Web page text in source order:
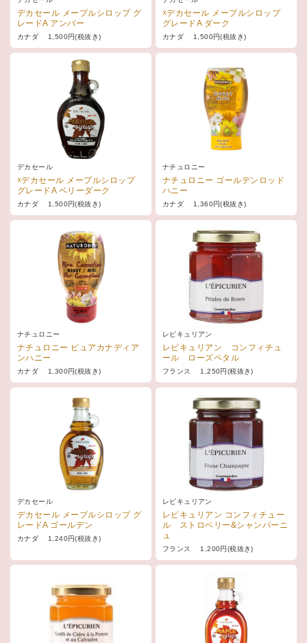
デカセール メープルシロップ グ
レードA アンバー
カナダ 1,500円(税抜き)
☓デカセール メープルシロップ
グレードA ダーク
カナダ 1,500円(税抜き)
デカセール
☓デカセール メープルシロップ
グレードA ベリーダーク
カナダ 1,500円(税抜き)
ナチュロニー
ナチュロニー ゴールデンロッド
ハニー
カナダ 1,360円(税抜き)
ナチュロニー
ナチュロニー ピュアカナディア
ンハニー
カナダ 1,300円(税抜き)
レピキュリアン
レピキュリアン コンフィチュ
ール ローズペタル
フランス 1,250円(税抜き)
デカセール
デカセール メープルシロップ グ
レードA ゴールデン
カナダ 1,240円(税抜き)
レピキュリアン
レピキュリアン コンフィチュー
ル ストロベリー&シャンパーニ
ュ
フランス 1,200円(税抜き)